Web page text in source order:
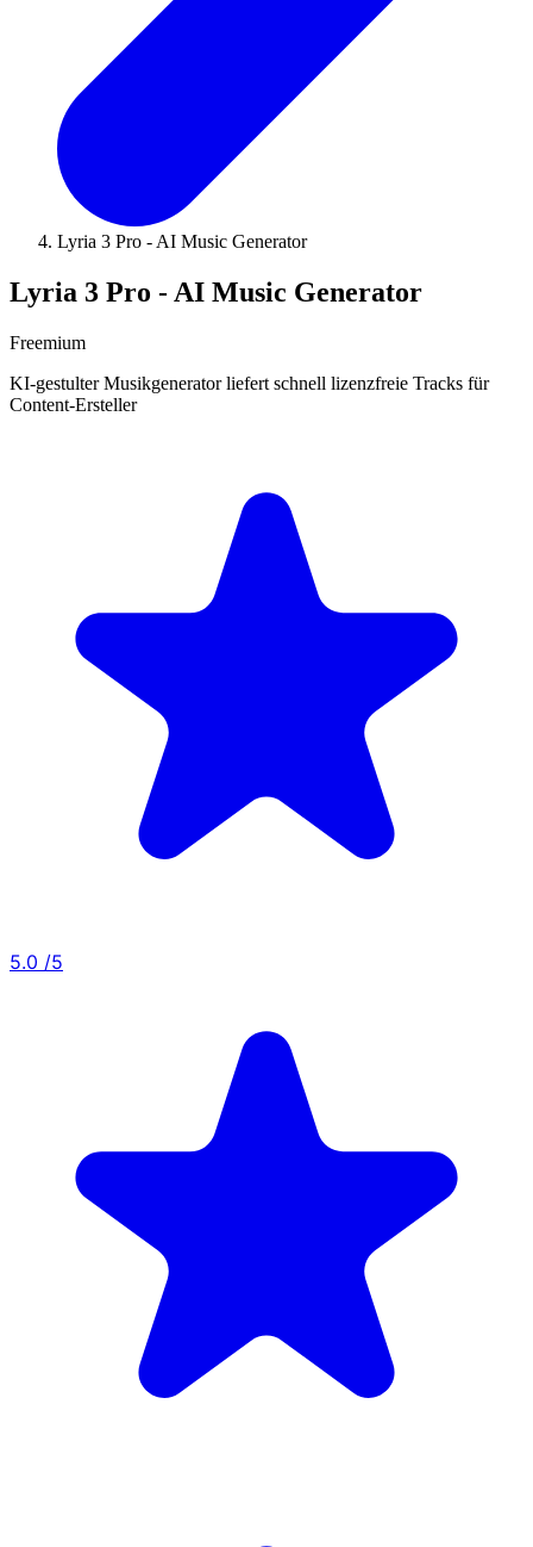
Lyria 3 Pro - AI Music Generator
Lyria 3 Pro - AI Music Generator
Freemium
KI-gestulter Musikgenerator liefert schnell lizenzfreie Tracks für
Content-Ersteller
5.0 /5